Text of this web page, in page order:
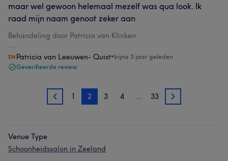
maar wel gewoon helemaal mezelf was qua look. Ik
raad mijn naam genoot zeker aan
Behandeling door Patricia van Klinken
Patricia van Leeuwen- Quist•bijna 3 jaar geleden
Geverifieerde review
1 1 2 3 4 … 33 3
Venue Type
Schoonheidssalon in Zeeland